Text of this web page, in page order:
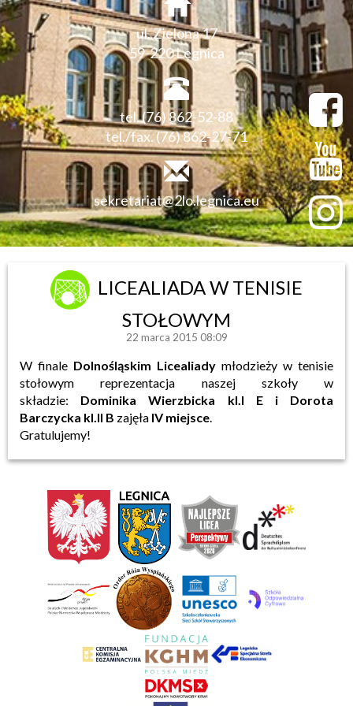
ul. Zielona 17
59-220 Legnica
tel. (76) 862-52-88
tel./fax. (76) 862-27-71
sekretariat@2lo.legnica.eu
LICEALIADA W TENISIE
STOŁOWYM
22 marca 2015 08:09
W finale Dolnośląskim Licealiady młodzieży w tenisie
stołowym reprezentacja naszej szkoły w
składzie: Dominika Wierzbicka kl.I E i Dorota
Barczycka kl.II B zajęła IV miejsce.
Gratulujemy!